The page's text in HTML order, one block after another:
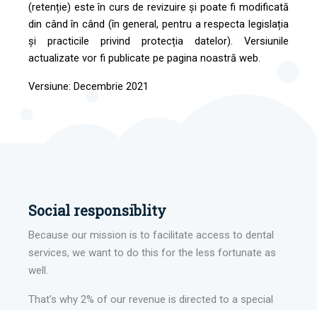
(retenție) este în curs de revizuire și poate fi modificată
din când în când (în general, pentru a respecta legislația
și practicile privind protecția datelor). Versiunile
actualizate vor fi publicate pe pagina noastră web.
Versiune: Decembrie 2021
Social responsiblity
Because our mission is to facilitate access to dental
services, we want to do this for the less fortunate as
well.
That's why 2% of our revenue is directed to a special